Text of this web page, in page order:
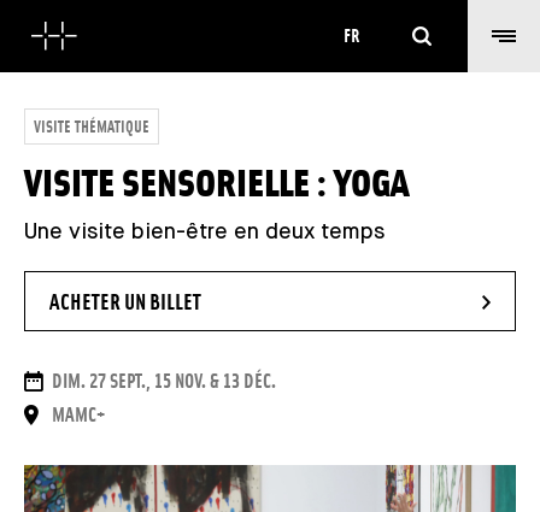
Rechercher
FR
VISITE THÉMATIQUE
VISITE SENSORIELLE : YOGA
Une visite bien-être en deux temps
ACHETER UN BILLET- NOUVELLE FENÊTRE
DATES
DIM. 27 SEPT., 15 NOV. & 13 DÉC.
LIEU
MAMC+